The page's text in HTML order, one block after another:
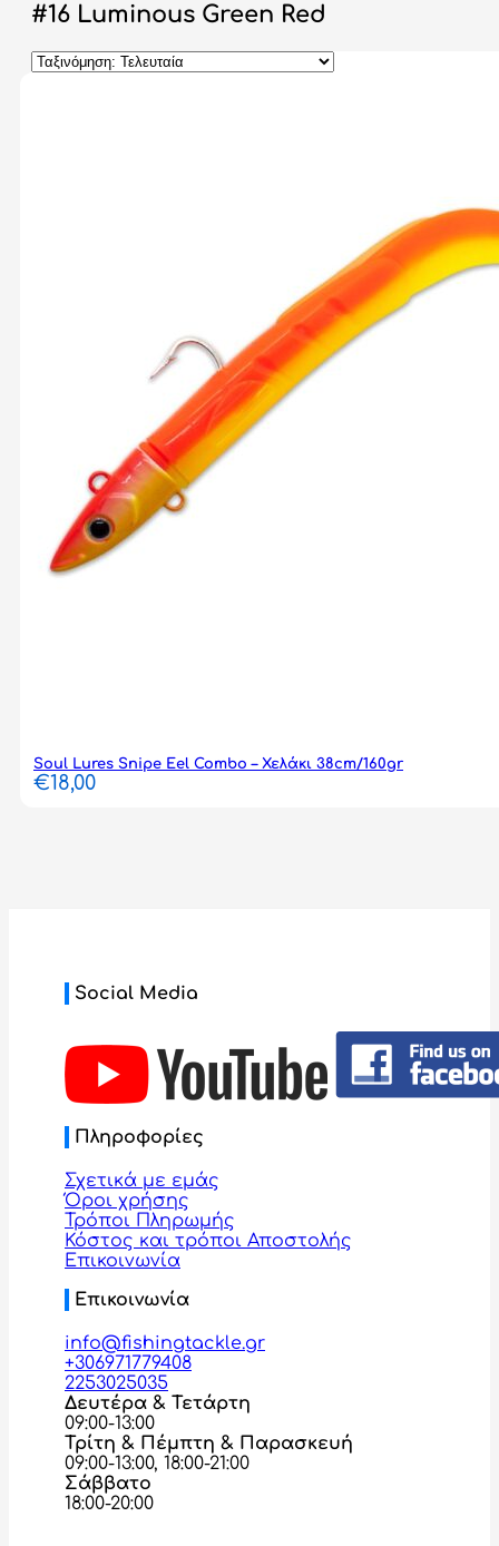
#16 Luminous Green Red
Soul Lures Snipe Eel Combo – Χελάκι 38cm/160gr
€18,00
Social Media
Πληροφορίες
Σχετικά με εμάς
Όροι χρήσης
Τρόποι Πληρωμής
Κόστος και τρόποι Αποστολής
Επικοινωνία
Επικοινωνία
info@fishingtackle.gr
+306971779408
2253025035
Δευτέρα & Τετάρτη
09:00-13:00
Τρίτη & Πέμπτη & Παρασκευή
09:00-13:00, 18:00-21:00
Σάββατο
18:00-20:00